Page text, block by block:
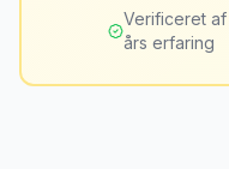
er markant
Verificeret
års erfaring